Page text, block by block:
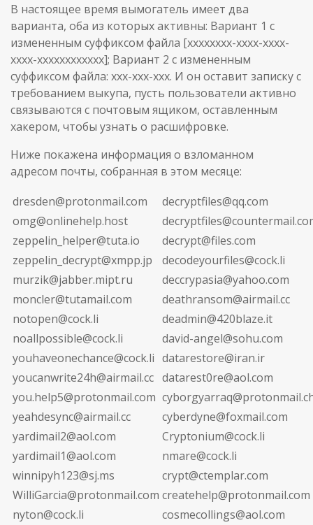
В настоящее время вымогатель имеет два
варианта, оба из которых активны: Вариант 1 с
измененным суффиксом файла [xxxxxxxx-xxxx-xxxx-
xxxx-xxxxxxxxxxxx]; Вариант 2 с измененным
суффиксом файла: xxx-xxx-xxx. И он оставит записку с
требованием выкупа, пусть пользователи активно
связываются с почтовым ящиком, оставленным
хакером, чтобы узнать о расшифровке.
Ниже покажена информация о взломанном
адресом почты, собранная в этом месяце:
dresden@protonmail.com
decryptfiles@qq.com
omg@onlinehelp.host
zeppelin_helper@tuta.io
decrypt@files.com
zeppelin_decrypt@xmpp.jp
decodeyourfiles@cock.li
murzik@jabber.mipt.ru
deccrypasia@yahoo.com
moncler@tutamail.com
deathransom@airmail.cc
notopen@cock.li
deadmin@420blaze.it
noallpossible@cock.li
david-angel@sohu.com
youhaveonechance@cock.li datarestore@iran.ir
youcanwrite24h@airmail.cc datarest0re@aol.com
you.help5@protonmail.com
yeahdesync@airmail.cc
cyberdyne@foxmail.com
yardimail2@aol.com
Cryptonium@cock.li
yardimail1@aol.com
nmare@cock.li
winnipyh123@sj.ms
crypt@ctemplar.com
WilliGarcia@protonmail.com createhelp@protonmail.com
nyton@cock.li
cosmecollings@aol.com